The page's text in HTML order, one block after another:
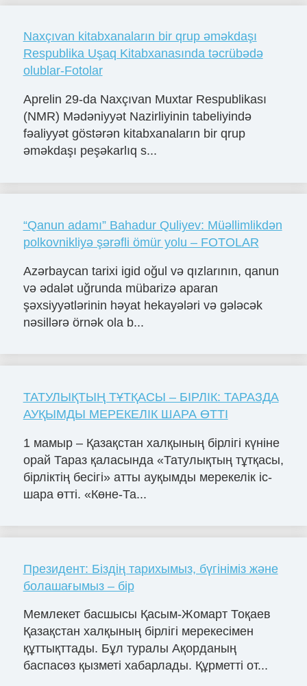
Naxçıvan kitabxanaların bir qrup əməkdaşı
Respublika Uşaq Kitabxanasında təcrübədə
olublar-Fotolar
Aprelin 29-da Naxçıvan Muxtar Respublikası
(NMR) Mədəniyyət Nazirliyinin tabeliyində
fəaliyyət göstərən kitabxanaların bir qrup
əməkdaşı peşəkarlıq s...
“Qanun adamı” Bahadur Quliyev: Müəllimlikdən
polkovnikliyə şərəfli ömür yolu – FOTOLAR
Azərbaycan tarixi igid oğul və qızlarının, qanun
və ədalət uğrunda mübarizə aparan
şəxsiyyətlərinin həyat hekayələri və gələcək
nəsillərə örnək ola b...
ТАТУЛЫҚТЫҢ ТҰТҚАСЫ – БІРЛІК: ТАРАЗДА
АУҚЫМДЫ МЕРЕКЕЛІК ШАРА ӨТТІ
1 мамыр – Қазақстан халқының бірлігі күніне
орай Тараз қаласында «Татулықтың тұтқасы,
бірліктің бесігі» атты ауқымды мерекелік іс-
шара өтті. «Көне-Та...
Президент: Біздің тарихымыз, бүгініміз және
болашағымыз – бір
Мемлекет басшысы Қасым-Жомарт Тоқаев
Қазақстан халқының бірлігі мерекесімен
құттықттады. Бұл туралы Ақорданың
баспасөз қызметі хабарлады. Құрметті от...